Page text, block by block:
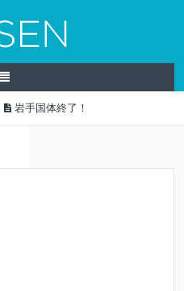
岩手国体終了！